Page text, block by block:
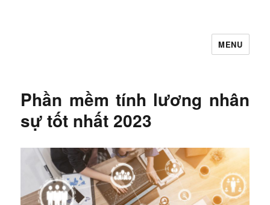
MENU
Phần mềm tính lương nhân
sự tốt nhất 2023